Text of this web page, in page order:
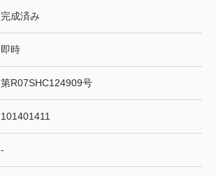
完成済み
即時
第R07SHC124909号
101401411
-